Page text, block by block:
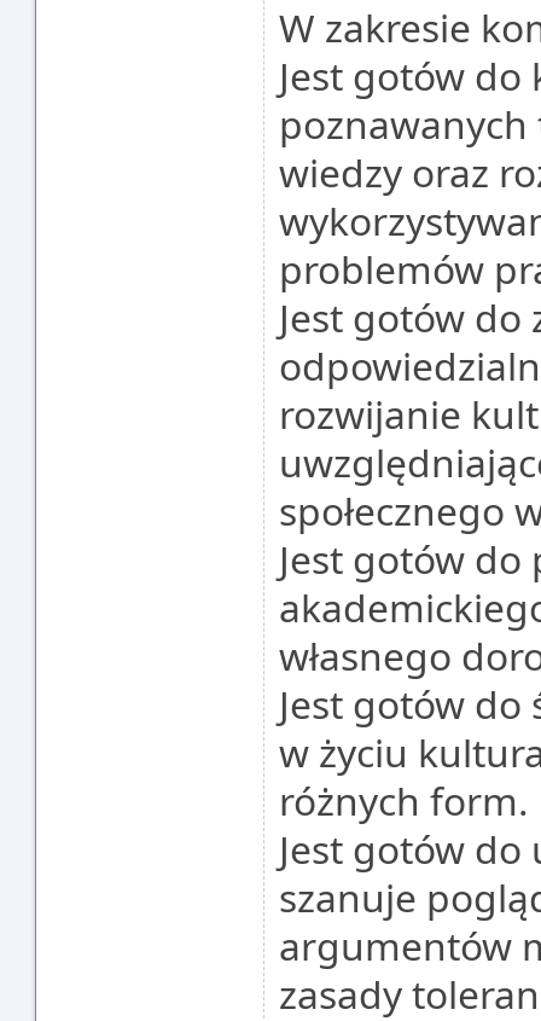
W zakresie
Jest gotów do
poznawanych
wiedzy oraz
problemów
Jest gotów
rozwijanie
społecznego
Jest gotów
własnego
Jest gotów
w życiu
różnych form.
Jest gotów do
szanuje
argumentów
zasady